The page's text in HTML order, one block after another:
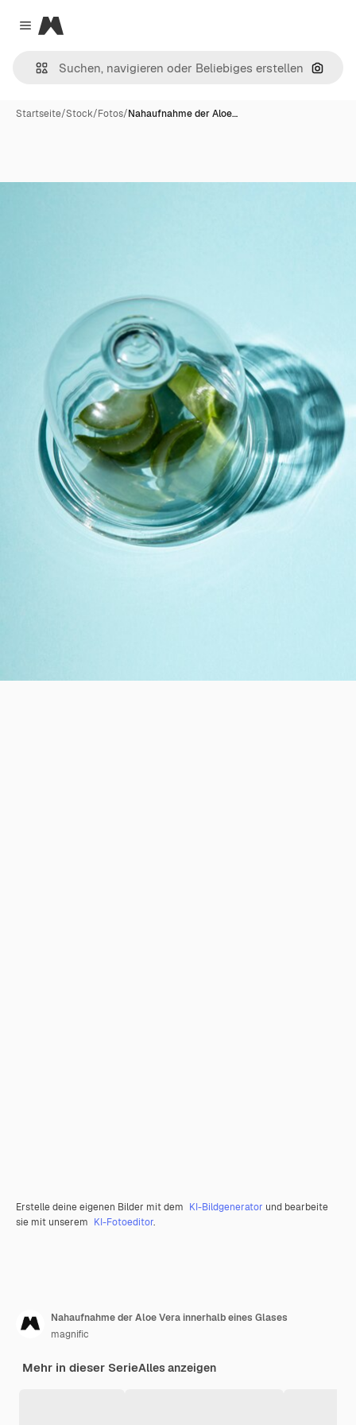
Close menu
Magnific
Nach
Startseite/Stock/Fotos/Nahaufnahme der Aloe…
Erstelle deine eigenen Bilder mit dem KI-Bildgenerator und bearbeite
sie mit unserem KI-Fotoeditor.
Nahaufnahme der Aloe Vera innerhalb eines Glases
magnific
Mehr in dieser SerieAlles anzeigen